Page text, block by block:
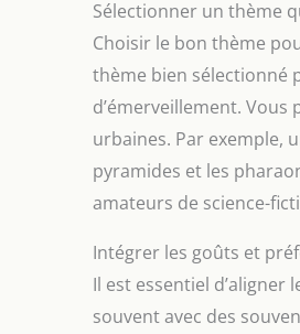
Sélectionner un thème
Choisir le bon thème
thème bien sélectionné
d’émerveillement.
urbaines. Par exemple,
pyramides et les
amateurs de science-
Intégrer les goûts et
Il est essentiel
souvent avec des